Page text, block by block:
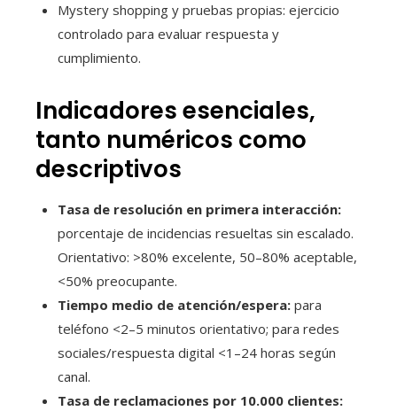
Mystery shopping y pruebas propias: ejercicio
controlado para evaluar respuesta y
cumplimiento.
Indicadores esenciales,
tanto numéricos como
descriptivos
Tasa de resolución en primera interacción:
porcentaje de incidencias resueltas sin escalado.
Orientativo: >80% excelente, 50–80% aceptable,
<50% preocupante.
Tiempo medio de atención/espera: para
teléfono <2–5 minutos orientativo; para redes
sociales/respuesta digital <1–24 horas según
canal.
Tasa de reclamaciones por 10.000 clientes: